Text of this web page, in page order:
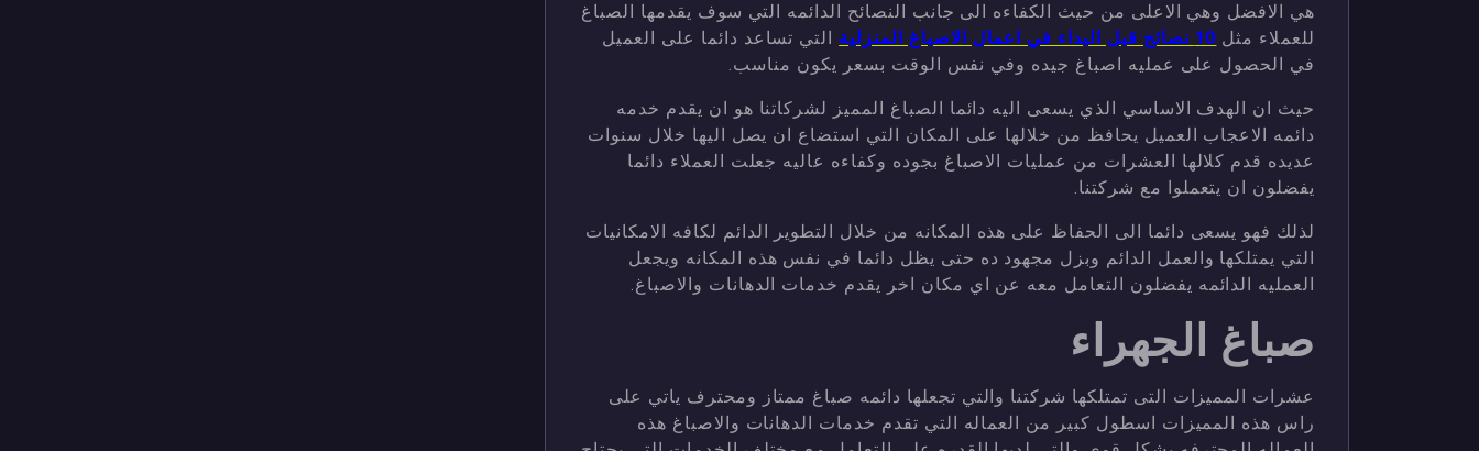
هي الافضل وهي الاعلى من حيث الكفاءه الى جانب النصائح الدائمه التي سوف يقدمها الصباغ
للعملاء مثل 10 نصائح قبل البداء في اعمال الاصباغ المنزلية
التي تساعد دائما على العميل
في الحصول على عمليه اصباغ جيده وفي نفس الوقت بسعر يكون مناسب.
حيث ان الهدف الاساسي الذي يسعى اليه دائما الصباغ المميز لشركاتنا هو ان يقدم خدمه
دائمه الاعجاب العميل يحافظ من خلالها على المكان التي استضاع ان يصل اليها خلال سنوات
عديده قدم كلالها العشرات من عمليات الاصباغ بجوده وكفاءه عاليه جعلت العملاء دائما
يفضلون ان يتعملوا مع شركتنا.
لذلك فهو يسعى دائما الى الحفاظ على هذه المكانه من خلال التطوير الدائم لكافه الامكانيات
التي يمتلكها والعمل الدائم وبزل مجهود ده حتى يظل دائما في نفس هذه المكانه ويجعل
العمليه الدائمه يفضلون التعامل معه عن اي مكان اخر يقدم خدمات الدهانات والاصباغ.
صباغ الجهراء
عشرات المميزات التى تمتلكها شركتنا والتي تجعلها دائمه صباغ ممتاز ومحترف ياتي على
راس هذه المميزات اسطول كبير من العماله التي تقدم خدمات الدهانات والاصباغ هذه